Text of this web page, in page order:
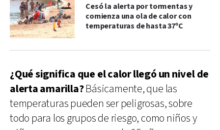
Cesó la alerta por tormentas y
comienza una ola de calor con
temperaturas de hasta 37ºC
¿Qué significa que el calor llegó un nivel de
alerta amarilla?Básicamente, que las
temperaturas pueden ser peligrosas, sobre
todo para los grupos de riesgo, como niños y